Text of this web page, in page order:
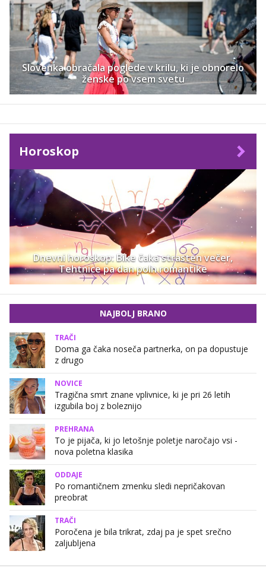
Slovenka obračala poglede v krilu, ki je obnorelo
ženske po vsem svetu
Horoskop
Dnevni horoskop: Bike čaka strasten večer,
Tehtnice pa dan poln romantike
NAJBOLJ BRANO
TRAČI
Doma ga čaka noseča partnerka, on pa dopustuje
z drugo
NOVICE
Tragična smrt znane vplivnice, ki je pri 26 letih
izgubila boj z boleznijo
PREHRANA
To je pijača, ki jo letošnje poletje naročajo vsi -
nova poletna klasika
ODDAJE
Po romantičnem zmenku sledi nepričakovan
preobrat
TRAČI
Poročena je bila trikrat, zdaj pa je spet srečno
zaljubljena